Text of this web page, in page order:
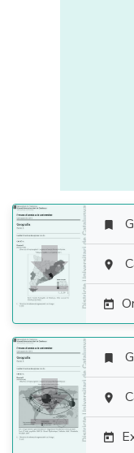







